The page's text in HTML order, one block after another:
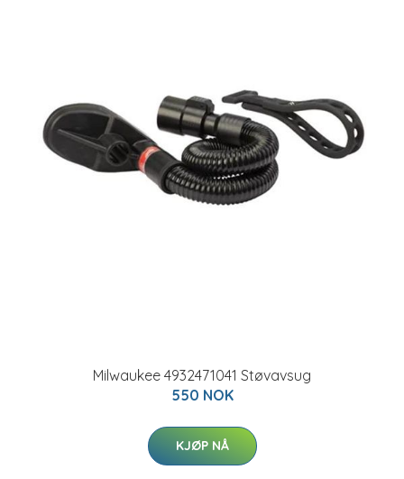
Milwaukee 4932471041 Støvavsug
550 NOK
KJØP NÅ